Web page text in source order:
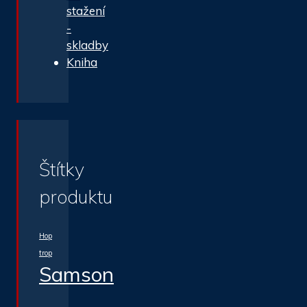
stažení
-
skladby
Kniha
Štítky
produktu
Hop
trop
Samson